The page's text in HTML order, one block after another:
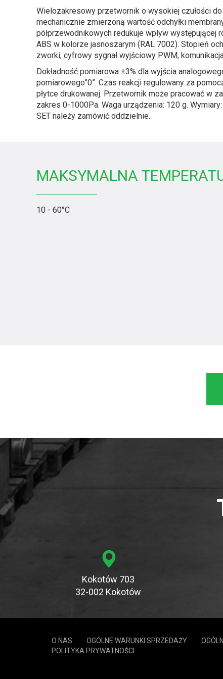
Wielozakresowy przetwornik o wysokiej czułości
mechanicznie zmierzoną wartość odchyłki
półprzewodnikowych redukuje wpływ występującej
ABS w kolorze jasnoszarym (RAL 7002). Stopień
zworki, cyfrowy sygnał wyjściowy PWM,
Dokładność pomiarowa ±3% dla wyjścia
pomiarowego”0”. Czas reakcji regulowany za
płytce drukowanej. Przetwornik może pracować w
zakres 0-1000Pa. Waga urządzenia: 120 g.
SET należy zamówić oddzielnie.
MAKSYMALNA
10 - 60°C
Kokotów 703
32-002 Kokotów
O NAS OGÓLNE WARUNKI SPRZEDAŻY
POLITYKA PRYWATNOŚCI